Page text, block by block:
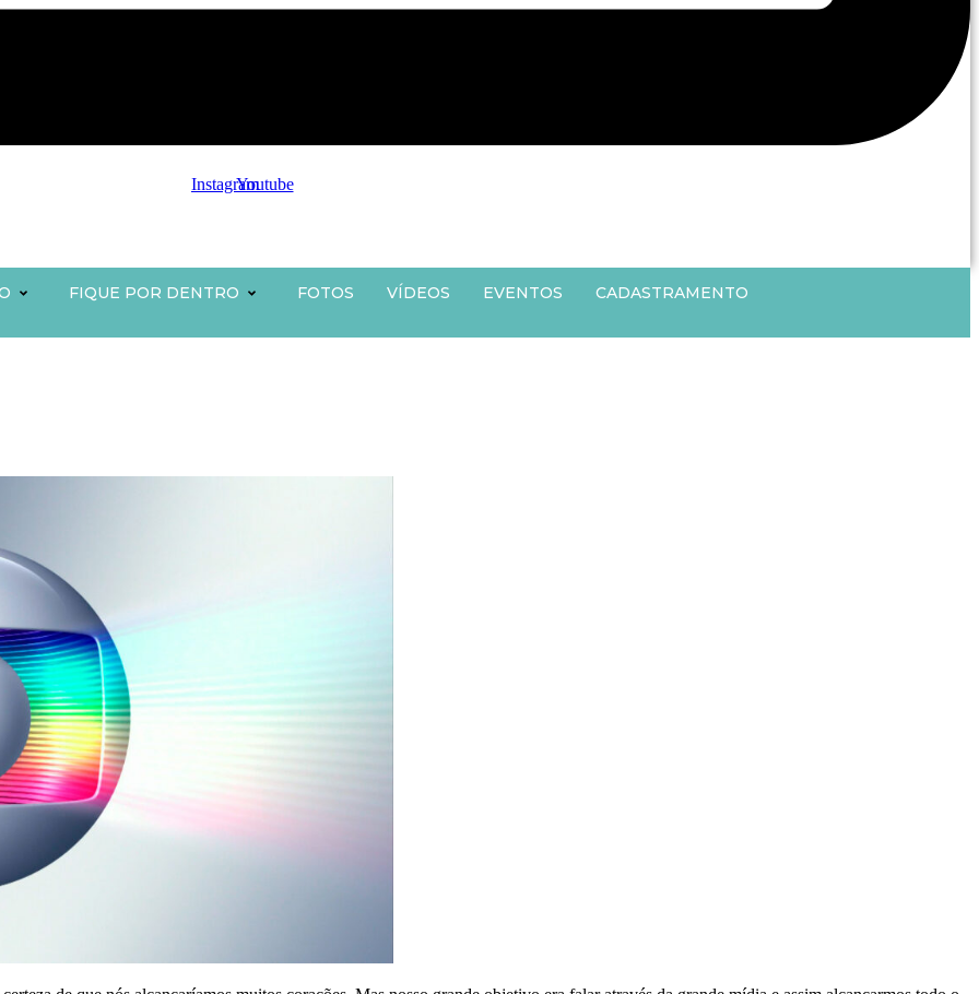
InstagramYoutube
FIQUE POR DENTRO FOTOS VÍDEOS EVENTOS CADASTRAMENTO